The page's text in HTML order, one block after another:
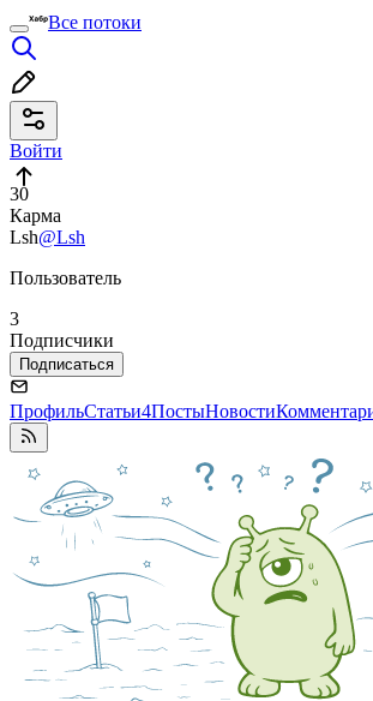
Все потоки
Войти
30
Карма
Lsh@Lsh
Пользователь
3
Подписчики
Подписаться
ПрофильСтатьи4ПостыНовости